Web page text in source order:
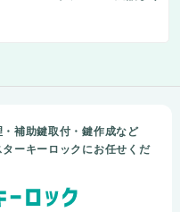
補助鍵取付・鍵作成など
ーキーロックにお任せくだ